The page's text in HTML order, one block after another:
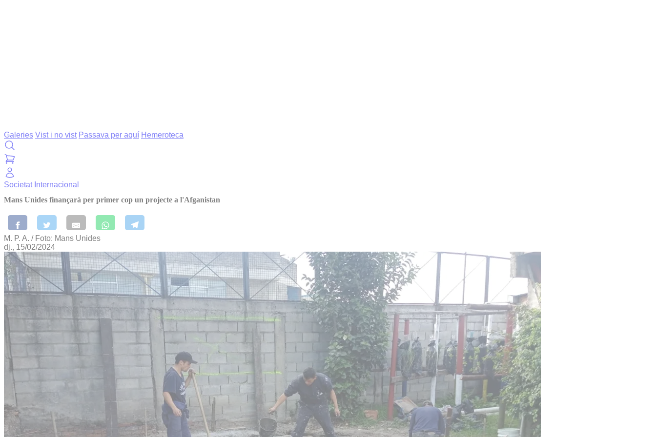
Galeries Vist i no vist Passava per aquí Hemeroteca
Societat Internacional
Mans Unides finançarà per primer cop un projecte a l'Afganistan
M. P. A. / Foto: Mans Unides
dj., 15/02/2024